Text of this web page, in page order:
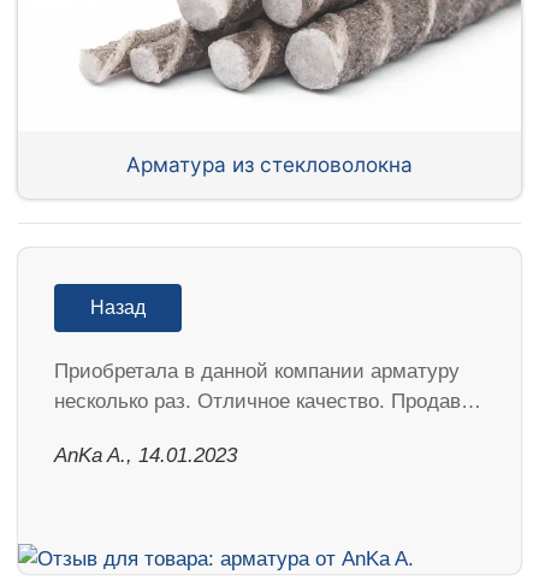
Арматура из стекловолокна
Назад
Приобретала в данной компании арматуру
несколько раз. Отличное качество. Продав…
AnKa A., 14.01.2023